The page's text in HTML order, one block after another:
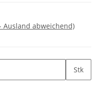
Ausland abweichend)
Stk